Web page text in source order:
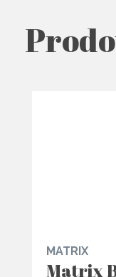
MATRIX
Matrix